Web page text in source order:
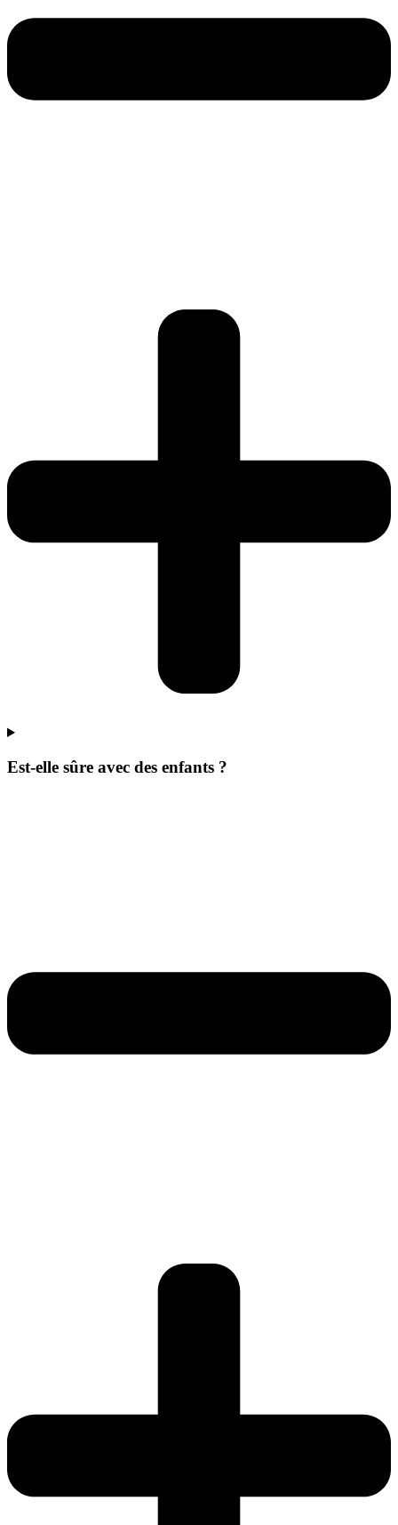
Est-elle sûre avec des enfants ?